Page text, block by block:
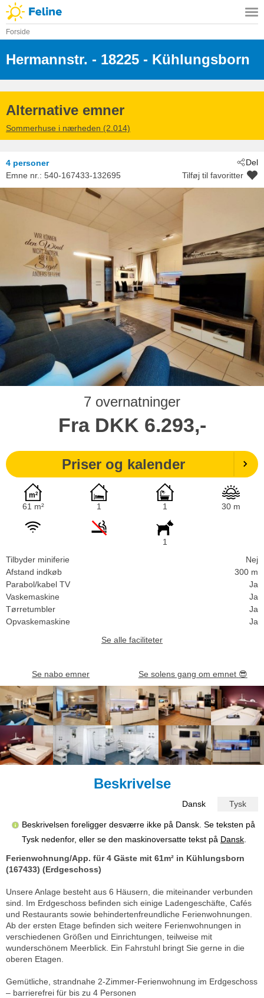
Forside
Hermannstr. - 18225 - Kühlungsborn
Alternative emner
Sommerhuse i nærheden (2.014)
Del
4 personer
Emne nr.: 540-167433-132695 Tilføj til favoritter
7 overnatninger
Fra DKK 6.293,-
Priser og kalender
61 m² 1 1 30 m
1
Tilbyder miniferie
Nej
Afstand indkøb
300 m
Parabol/kabel TV
Ja
Vaskemaskine
Ja
Tørretumbler
Ja
Opvaskemaskine
Ja
Se alle faciliteter
Se nabo emner Se solens gang om emnet 😎
Beskrivelse
Dansk Tysk
Beskrivelsen foreligger desværre ikke på Dansk. Se teksten på
Tysk nedenfor, eller se den maskinoversatte tekst på Dansk
Ferienwohnung/App. für 4 Gäste mit 61m² in Kühlungsborn
(167433) (Erdgeschoss)
Unsere Anlage besteht aus 6 Häusern, die miteinander verbunden
sind. Im Erdgeschoss befinden sich einige Ladengeschäfte, Cafés
und Restaurants sowie behindertenfreundliche Ferienwohnungen.
Ab der ersten Etage befinden sich weitere Ferienwohnungen in
verschiedenen Größen und Einrichtungen, teilweise mit
wunderschönem Meerblick. Ein Fahrstuhl bringt Sie gerne in die
oberen Etagen.
Gemütliche, strandnahe 2-Zimmer-Ferienwohnung im Erdgeschoss
– barrierefrei für bis zu 4 Personen